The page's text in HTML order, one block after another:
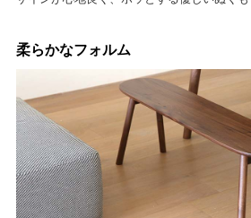
柔らかなフォルム